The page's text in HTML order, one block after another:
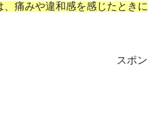
、痛みや違和感を感じたとき
スポ